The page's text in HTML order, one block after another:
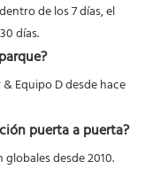
de los 7 días, el
días.
Equipo D desde hace
puerta a puerta?
desde 2010.